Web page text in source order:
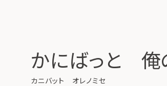
かにばっと 俺
カニバット オレノミセ